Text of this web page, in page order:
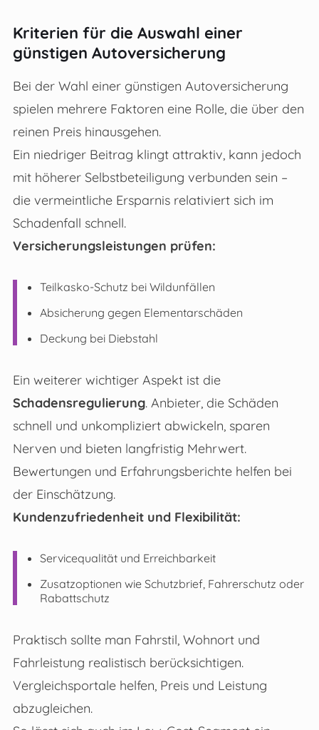
Kriterien für die Auswahl einer
günstigen Autoversicherung
Bei der Wahl einer günstigen Autoversicherung
spielen mehrere Faktoren eine Rolle, die über den
reinen Preis hinausgehen.
Ein niedriger Beitrag klingt attraktiv, kann jedoch
mit höherer Selbstbeteiligung verbunden sein –
die vermeintliche Ersparnis relativiert sich im
Schadenfall schnell.
Versicherungsleistungen prüfen:
Teilkasko-Schutz bei Wildunfällen
Absicherung gegen Elementarschäden
Deckung bei Diebstahl
Ein weiterer wichtiger Aspekt ist die
Schadensregulierung. Anbieter, die Schäden
schnell und unkompliziert abwickeln, sparen
Nerven und bieten langfristig Mehrwert.
Bewertungen und Erfahrungsberichte helfen bei
der Einschätzung.
Kundenzufriedenheit und Flexibilität:
Servicequalität und Erreichbarkeit
Zusatzoptionen wie Schutzbrief, Fahrerschutz oder
Rabattschutz
Praktisch sollte man Fahrstil, Wohnort und
Fahrleistung realistisch berücksichtigen.
Vergleichsportale helfen, Preis und Leistung
abzugleichen.